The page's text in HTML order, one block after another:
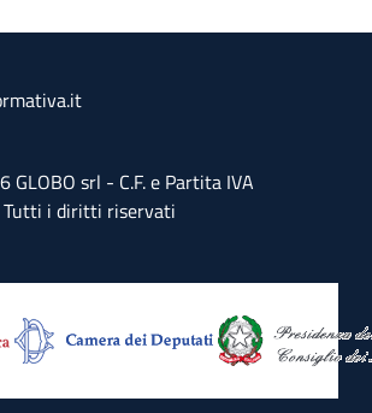
GLOBO srl - C.F. e Partita IVA
i diritti riservati